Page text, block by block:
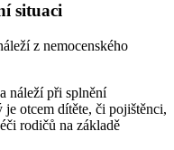
situaci
z nemocenského
náleží při splnění
otcem dítěte, či pojištěnci,
rodičů na základě